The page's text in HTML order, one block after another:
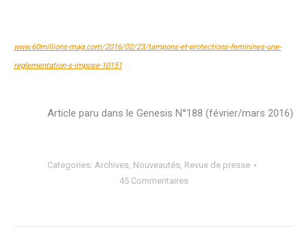
www.60millions-mag.com/2016/02/23/tampons-et-protections-feminines-une-
reglementation-s-impose-10151
Article paru dans le Genesis N°188 (février/mars 2016)
Categories: Archives, Nouveautés, Revue de presse
45 Commentaires